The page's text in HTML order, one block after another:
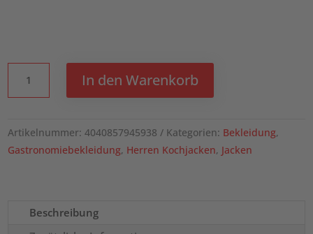
CHEF
CHEF®
Menge
In den Warenkorb
Artikelnummer:4040857945938 Kategorien: Bekleidung,
Gastronomiebekleidung, Herren Kochjacken, Jacken
Beschreibung